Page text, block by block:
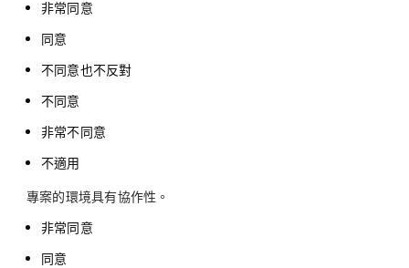
非常同意
同意
不同意也不反對
不同意
非常不同意
不適用
專案的環境具有協作性。
非常同意
同意